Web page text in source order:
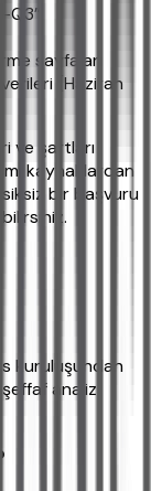
Q3”
sayfaları
(Haziran
ve şartları
kaynaklardan
bir başvuru
kuruluşundan
şeffaf analiz